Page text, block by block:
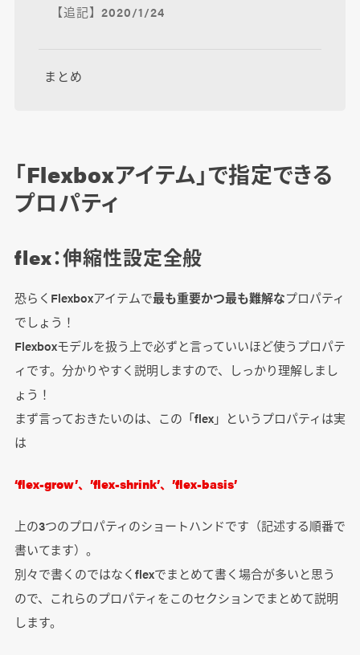
【追記】2020/1/24
まとめ
「Flexboxアイテム」で指定できる
プロパティ
flex：伸縮性設定全般
恐らくFlexboxアイテムで最も重要かつ最も難解なプロパティ
でしょう！
Flexboxモデルを扱う上で必ずと言っていいほど使うプロパテ
ィです。分かりやすく説明しますので、しっかり理解しまし
ょう！
まず言っておきたいのは、この「flex」というプロパティは実
は
‘flex-grow’、’flex-shrink’、’flex-basis’
上の3つのプロパティのショートハンドです（記述する順番で
書いてます）。
別々で書くのではなくflexでまとめて書く場合が多いと思う
ので、これらのプロパティをこのセクションでまとめて説明
します。